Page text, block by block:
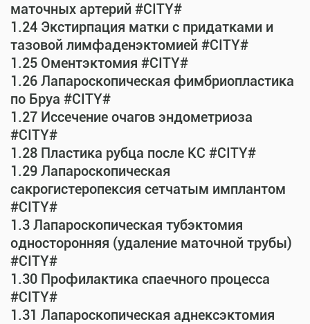
маточных артерий #CITY#
1.24 Экстирпация матки с придатками и
тазовой лимфаденэктомией #CITY#
1.25 Оментэктомия #CITY#
1.26 Лапароскопическая фимбриопластика
по Бруа #CITY#
1.27 Иссечение очагов эндометриоза
#CITY#
1.28 Пластика рубца после КС #CITY#
1.29 Лапароскопическая
сакрогистеропексия сетчатым имплантом
#CITY#
1.3 Лапароскопическая тубэктомия
односторонняя (удаление маточной трубы)
#CITY#
1.30 Профилактика спаечного процесса
#CITY#
1.31 Лапароскопическая аднексэктомия